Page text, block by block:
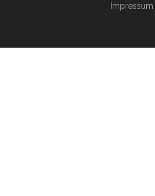
Impressum